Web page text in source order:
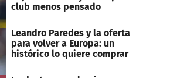
club menos pensado
Leandro Paredes y la oferta
para volver a Europa: un
histórico lo quiere comprar